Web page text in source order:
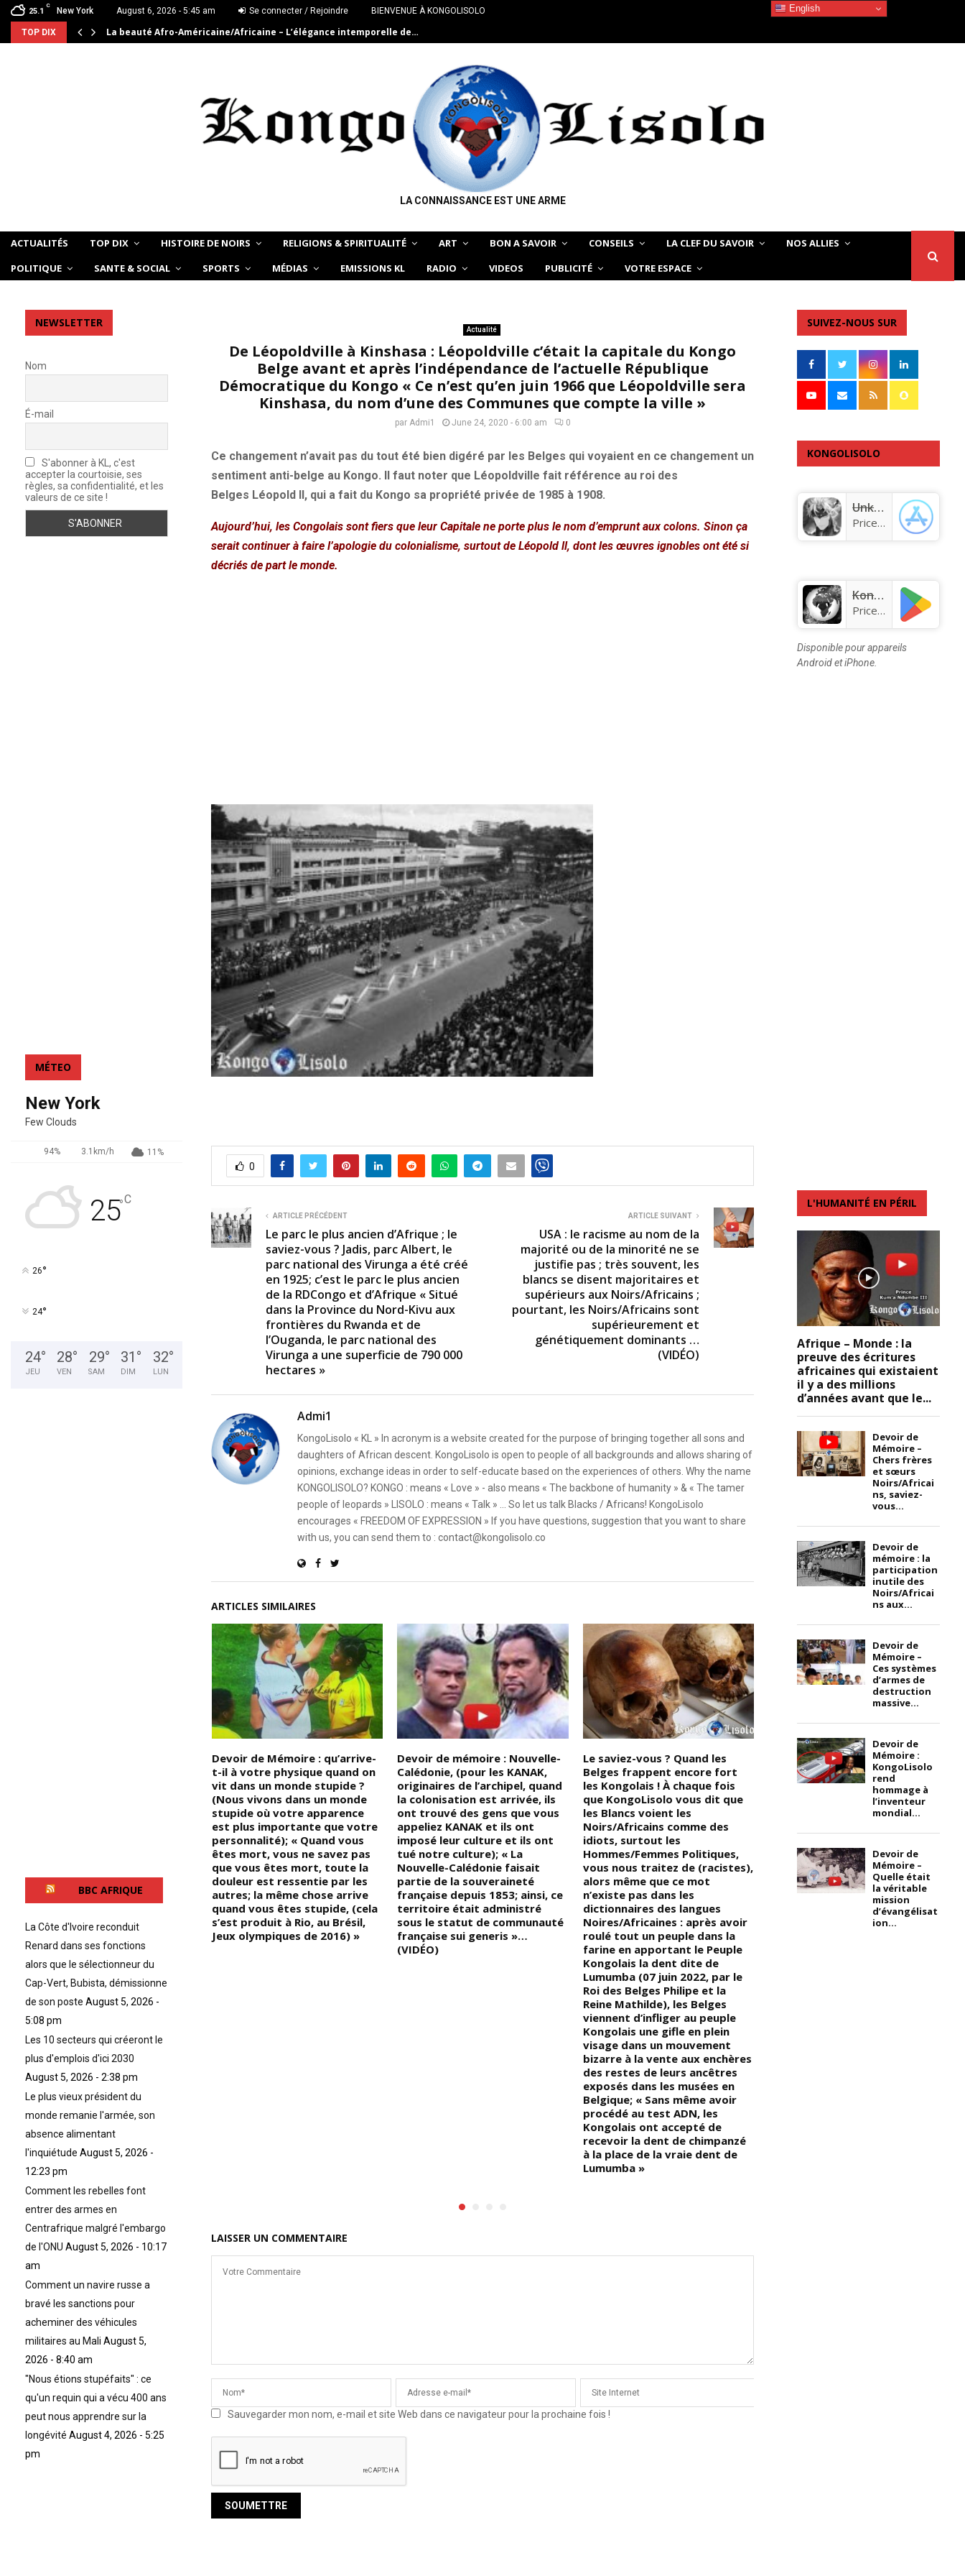
25.1
C
New York August 6, 2026 - 5:45 am Se connecter / Rejoindre BIENVENUE À KONGOLISOLO
TOP DIX La beauté Afro-Américaine/Africaine – L’élégance intemporelle de…
LA CONNAISSANCE EST UNE ARME
ACTUALITÉS TOP DIX HISTOIRE DE NOIRS RELIGIONS & SPIRITUALITÉ ART BON A SAVOIR CONSEILS LA CLEF DU SAVOIR
NOS ALLIES
POLITIQUE
SANTE & SOCIAL SPORTS MÉDIAS EMISSIONS KL RADIO VIDEOS PUBLICITÉ VOTRE ESPACE
Actualité
De Léopoldville à Kinshasa : Léopoldville c’était la capitale du Kongo
Belge avant et après l’indépendance de l’actuelle République
Démocratique du Kongo « Ce n’est qu’en juin 1966 que Léopoldville sera
Kinshasa, du nom d’une des Communes que compte la ville »
par Admi1 June 24, 2020 - 6:00 am 0
Ce changement n’avait pas du tout été bien digéré par les Belges qui voyaient en ce changement un
sentiment anti-belge au Kongo. Il faut noter que Léopoldville fait référence au roi des
Belges Léopold II, qui a fait du Kongo sa propriété privée de 1985 à 1908.
Aujourd’hui, les Congolais sont fiers que leur Capitale ne porte plus le nom d’emprunt aux colons. Sinon ça
serait continuer à faire l’apologie du colonialisme, surtout de Léopold ll, dont les œuvres ignobles ont été si
décriés de part le monde.
0
ARTICLE PRÉCÉDENT
Le parc le plus ancien d’Afrique ; le
saviez-vous ? Jadis, parc Albert, le
parc national des Virunga a été créé
en 1925; c’est le parc le plus ancien
de la RDCongo et d’Afrique « Situé
dans la Province du Nord-Kivu aux
frontières du Rwanda et de
l’Ouganda, le parc national des
Virunga a une superficie de 790 000
hectares »
ARTICLE SUIVANT
USA : le racisme au nom de la
majorité ou de la minorité ne se
justifie pas ; très souvent, les
blancs se disent majoritaires et
supérieurs aux Noirs/Africains ;
pourtant, les Noirs/Africains sont
supérieurement et
génétiquement dominants …
(VIDÉO)
Admi1
KongoLisolo « KL » In acronym is a website created for the purpose of bringing together all sons and
daughters of African descent. KongoLisolo is open to people of all backgrounds and allows sharing of
opinions, exchange ideas in order to self-educate based on the experiences of others. Why the name
KONGOLISOLO? KONGO : means « Love » - also means « The backbone of humanity » & « The tamer
people of leopards » LISOLO : means « Talk » ... So let us talk Blacks / Africans! KongoLisolo
encourages « FREEDOM OF EXPRESSION » If you have questions, suggestion that you want to share
with us, you can send them to : contact@kongolisolo.co
ARTICLES SIMILAIRES
réponses doivent toujours
être uniques (voici Paulette
Nardal, l’accoucheus/la
marraine de la Négritude, qui
ne s’est jamais mariée, née le
12 octobre 1896 au François,
en Martinique, et décédée le 16
février 1985 à Fort-de-France,
à l’âge de 88 ans; elle était une
femme de lettres et
journaliste française); «
Militante de la cause
Noire/Africaine avec sa sœur
Jeanne, elle fut l’une des
inspiratrices du mouvement
littéraire de la Négritude et la
première femme
Noire/Africaine à étudier à la
Sorbonne »
Devoir de Mémoire : qu’arrive-
t-il à votre physique quand on
vit dans un monde stupide ?
(Nous vivons dans un monde
stupide où votre apparence
est plus importante que votre
personnalité); « Quand vous
êtes mort, vous ne savez pas
que vous êtes mort, toute la
douleur est ressentie par les
autres; la même chose arrive
quand vous êtes stupide, (cela
s’est produit à Rio, au Brésil,
Jeux olympiques de 2016) »
Devoir de mémoire : Nouvelle-
Calédonie, (pour les KANAK,
originaires de l’archipel, quand
la colonisation est arrivée, ils
ont trouvé des gens que vous
appeliez KANAK et ils ont
imposé leur culture et ils ont
tué notre culture); « La
Nouvelle-Calédonie faisait
partie de la souveraineté
française depuis 1853; ainsi, ce
territoire était administré
sous le statut de communauté
française sui generis »…
(VIDÉO)
Le saviez-vous ? Quand les
Belges frappent encore fort
les Kongolais ! À chaque fois
que KongoLisolo vous dit que
les Blancs voient les
Noirs/Africains comme des
idiots, surtout les
Hommes/Femmes Politiques,
vous nous traitez de (racistes),
alors même que ce mot
n’existe pas dans les
dictionnaires des langues
Noires/Africaines : après avoir
roulé tout un peuple dans la
farine en apportant le Peuple
Kongolais la dent dite de
Lumumba (07 juin 2022, par le
Roi des Belges Philipe et la
Reine Mathilde), les Belges
viennent d’infliger au peuple
Kongolais une gifle en plein
visage dans un mouvement
bizarre à la vente aux enchères
des restes de leurs ancêtres
exposés dans les musées en
Belgique; « Sans même avoir
procédé au test ADN, les
Kongolais ont accepté de
recevoir la dent de chimpanzé
à la place de la vraie dent de
Lumumba »
Devoir de mémoire : voici;
comment l’Occident a procédé
pour déposséder les
Noirs/Africains de leur pouvoir
et de leurs connaissances,
de tous leurs atouts et à
perpétuer systématiquement
le processus spirituel, culturel
traditionnel et de
Noirs/Africains); « Nous
LAISSER UN COMMENTAIRE
Sauvegarder mon nom, e-mail et site Web dans ce navigateur pour la prochaine fois !
NEWSLETTER
Nom
É-mail
S'abonner à KL, c'est
accepter la courtoisie, ses
règles, sa confidentialité, et les
valeurs de ce site !
MÉTEO
New York
Few Clouds
94% 3.1km/h 11%
25°C
26°
24°
24°
JEU
28°
VEN
29°
SAM
31 °
DIM
32°
LUN
BBC AFRIQUE
La Côte d'Ivoire reconduit
Renard dans ses fonctions
alors que le sélectionneur du
Cap-Vert, Bubista, démissionne
de son poste August 5, 2026 -
5:08 pm
Les 10 secteurs qui créeront le
plus d'emplois d'ici 2030
August 5, 2026 - 2:38 pm
Le plus vieux président du
monde remanie l'armée, son
absence alimentant
l'inquiétude August 5, 2026 -
12:23 pm
Comment les rebelles font
entrer des armes en
Centrafrique malgré l'embargo
de l'ONU August 5, 2026 - 10:17
am
Comment un navire russe a
bravé les sanctions pour
acheminer des véhicules
militaires au Mali August 5,
2026 - 8:40 am
"Nous étions stupéfaits" : ce
qu'un requin qui a vécu 400 ans
peut nous apprendre sur la
longévité August 4, 2026 - 5:25
pm
SUIVEZ-NOUS SUR
KONGOLISOLO
Unknown app
Price:Free
KongoLisolo
Price:Free
Disponible pour appareils
Android et iPhone.
L'HUMANITÉ EN PÉRIL
Afrique – Monde : la
preuve des écritures
africaines qui existaient
il y a des millions
d’années avant que le...
Devoir de
Mémoire –
Chers frères
et sœurs
Noirs/Africai
ns, saviez-
vous...
Devoir de
mémoire : la
participation
inutile des
Noirs/Africai
ns aux...
Devoir de
Mémoire –
Ces systèmes
d’armes de
destruction
massive...
Devoir de
Mémoire :
KongoLisolo
rend
hommage à
l’inventeur
mondial...
Devoir de
Mémoire –
Quelle était
la véritable
mission
d’évangélisat
ion...
English